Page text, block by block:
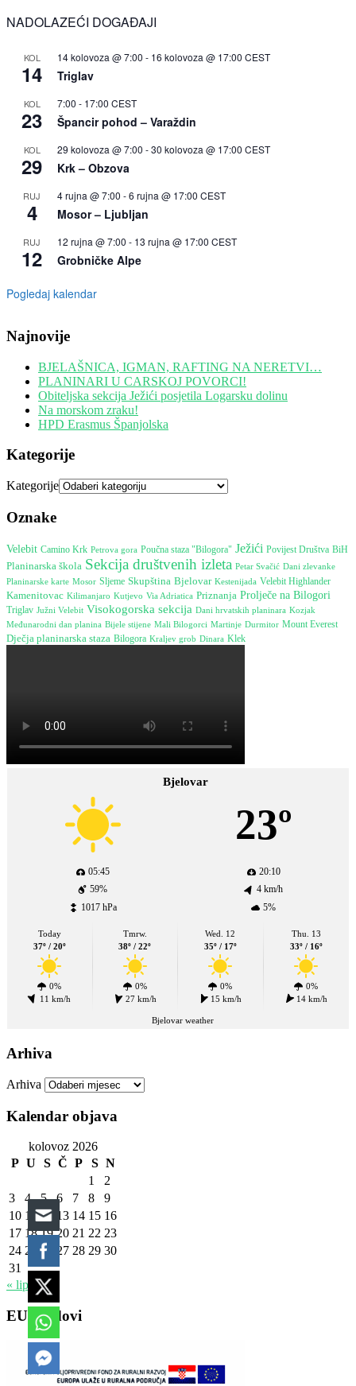
NADOLAZEĆI DOGAĐAJI
KOL
14
14 kolovoza @ 7:00 - 16 kolovoza @ 17:00 CEST
Triglav
KOL
23
7:00 - 17:00 CEST
Špancir pohod – Varaždin
KOL
29
29 kolovoza @ 7:00 -30 kolovoza @ 17:00 CEST
Krk – Obzova
RUJ
4
4 rujna @ 7:00 -6 rujna @ 17:00 CEST
Mosor – Ljubljan
RUJ
12
12 rujna @ 7:00 - 13 rujna @ 17:00 CEST
Grobničke Alpe
Pogledaj kalendar
Najnovije
BJELAŠNICA, IGMAN, RAFTING NA NERETVI…
PLANINARI U CARSKOJ POVORCI!
Obiteljska sekcija Ježići posjetila Logarsku dolinu
Na morskom zraku!
HPD Erasmus Španjolska
Kategorije
Kategorije
Oznake
Velebit Camino Krk Petrova gora Poučna staza "Bilogora" Ježići Povijest Društva BiH
Planinarska škola Sekcija društvenih izleta Petar Svačić Dani zlevanke
Planinarske karte Mosor Sljeme Skupština Bjelovar Kestenijada Velebit Highlander
Kamenitovac Kilimanjaro Kutjevo Via Adriatica Priznanja Prolječe na Bilogori
Triglav Južni Velebit Visokogorska sekcija Dani hrvatskih planinara Kozjak
Međunarodni dan planina Bijele stijene Mali Bilogorci Martinje Durmitor Mount Everest
Dječja planinarska staza Bilogora Kraljev grob Dinara Klek
Bjelovar
23º
05:45
20:10
59%
4 km/h
1017 hPa
5%
Today
37º / 20º
0%
11 km/h
Tmrw.
38º / 22º
0%
27 km/h
Wed. 12
35º / 17º
0%
15 km/h
Thu. 13
33º / 16º
0%
14 km/h
Bjelovar weather
Arhiva
Arhiva
Kalendar objava
kolovoz 2026
P U S Č P S N
1
2
3
4 5 6 7 8
9
10 11 12 13 14 15 16
17 18 19 20 21 22 23
24 25 26 27 28 29 30
31
« lip
EU fondovi